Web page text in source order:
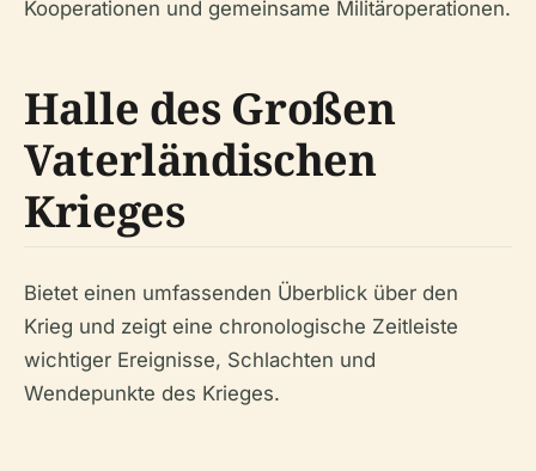
Kooperationen und gemeinsame Militäroperationen.
Halle des Großen
Vaterländischen
Krieges
Bietet einen umfassenden Überblick über den
Krieg und zeigt eine chronologische Zeitleiste
wichtiger Ereignisse, Schlachten und
Wendepunkte des Krieges.